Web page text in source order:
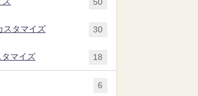
スタマイズ 30
タマイズ 18
6